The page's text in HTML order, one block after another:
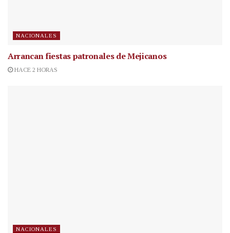
NACIONALES
Arrancan fiestas patronales de Mejicanos
HACE 2 HORAS
NACIONALES